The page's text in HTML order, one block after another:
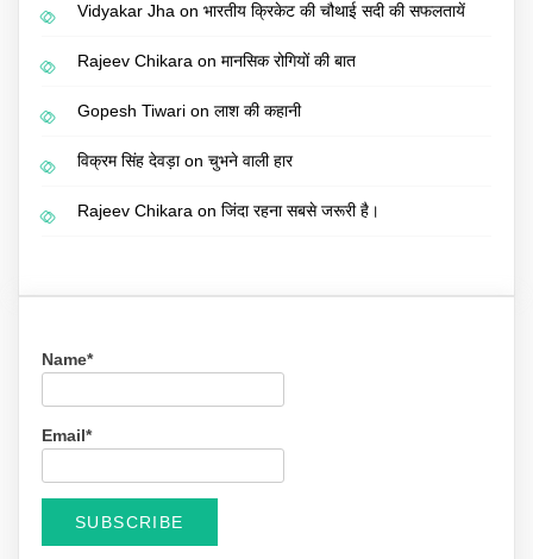
Vidyakar Jha on भारतीय क्रिकेट की चौथाई सदी की सफलतायें
Rajeev Chikara on मानसिक रोगियों की बात
Gopesh Tiwari on लाश की कहानी
विक्रम सिंह देवड़ाon चुभने वाली हार
Rajeev Chikara on जिंदा रहना सबसे जरूरी है।
Name*
Email*